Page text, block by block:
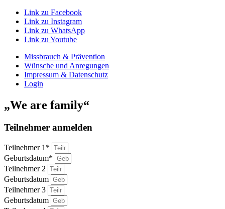
Link zu Facebook
Link zu Instagram
Link zu WhatsApp
Link zu Youtube
Missbrauch & Prävention
Wünsche und Anregungen
Impressum & Datenschutz
Login
„We are family“
Teilnehmer anmelden
Teilnehmer 1*
Geburtsdatum*
Teilnehmer 2
Geburtsdatum
Teilnehmer 3
Geburtsdatum